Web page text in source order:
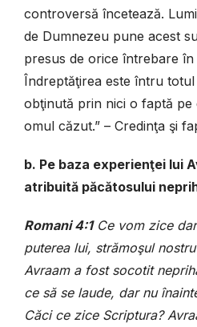
controversă încetează.
de Dumnezeu pune acest
presus de orice întrebare în
Îndreptăţirea este întru
obţinută prin nici o faptă pe
omul căzut.” – Credinţa şi
b. Pe baza experienţei lui
atribuită păcătosului
Romani 4:1Ce vom zice
puterea lui, strămoşul
Avraam a fost socotit
ce să se laude, dar nu
Căci ce zice Scriptura?